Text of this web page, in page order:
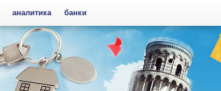
аналитика банки